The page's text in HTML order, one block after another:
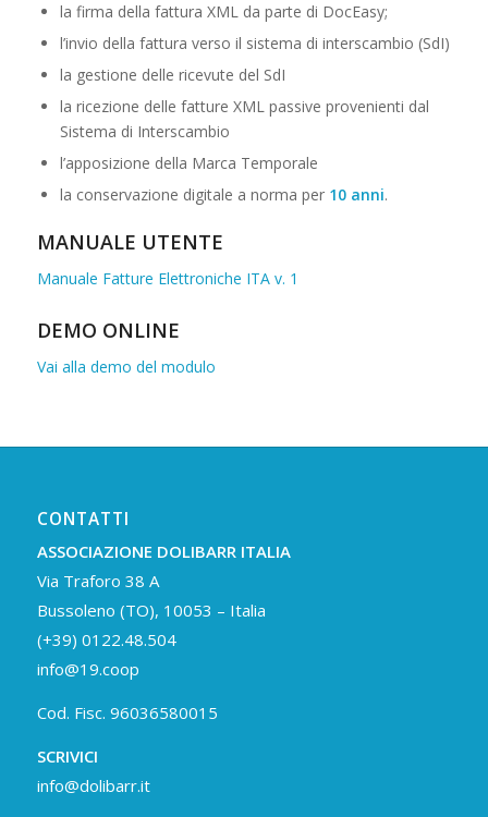
la firma della fattura XML da parte di DocEasy;
l’invio della fattura verso il sistema di interscambio (SdI)
la gestione delle ricevute del SdI
la ricezione delle fatture XML passive provenienti dal
Sistema di Interscambio
l’apposizione della Marca Temporale
la conservazione digitale a norma per 10 anni.
MANUALE UTENTE
Manuale Fatture Elettroniche ITA v. 1
DEMO ONLINE
Vai alla demo del modulo
CONTATTI
ASSOCIAZIONE DOLIBARR ITALIA
Via Traforo 38 A
Bussoleno (TO), 10053 – Italia
(+39) 0122.48.504
info@19.coop
Cod. Fisc. 96036580015
SCRIVICI
info@dolibarr.it